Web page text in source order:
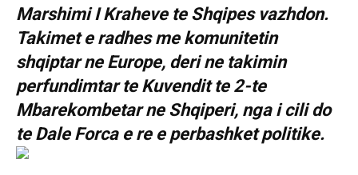
Marshimi I Kraheve te Shqipes vazhdon.
Takimet e radhes me komunitetin
shqiptar ne Europe, deri ne takimin
perfundimtar te Kuvendit te 2-te
Mbarekombetar ne Shqiperi, nga i cili do
te Dale Forca e re e perbashket politike.